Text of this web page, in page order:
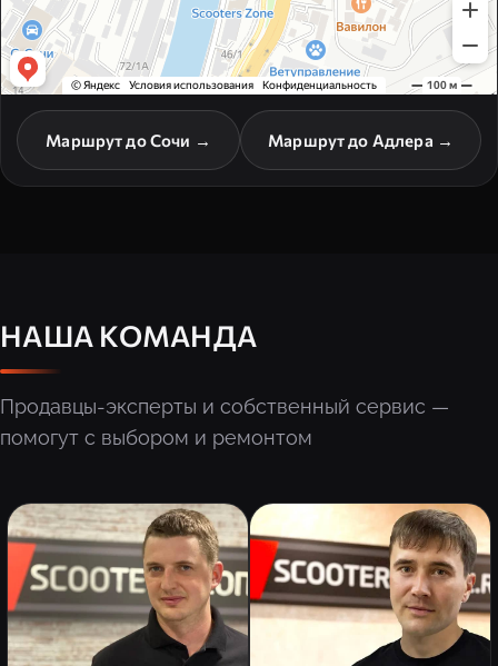
Маршрут до Сочи → Маршрут до Адлера →
НАША КОМАНДА
Продавцы-эксперты и собственный сервис —
помогут с выбором и ремонтом